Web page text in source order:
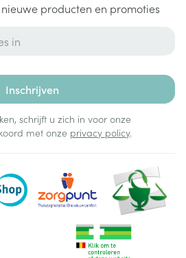
producten en promoties
Inschrijven
schrijft u zich in voor onze
met onze privacy policy.